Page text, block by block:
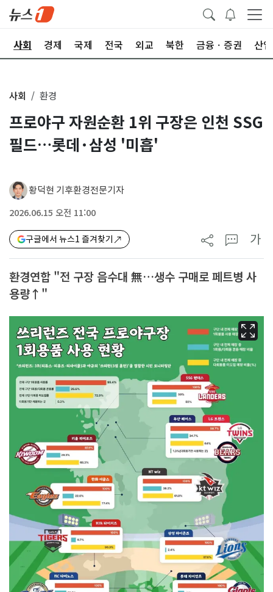
사회 경제 국제 전국 외교 북한 금융ㆍ증권 산업
사회 환경
프로야구 자원순환 1위 구장은 인천 SSG
필드…롯데·삼성 '미흡'
황덕현 기후환경전문기자
2026.06.15 오전 11:00
구글에서 뉴스1 즐겨찾기 가
환경연합 "전 구장 음수대 無…생수 구매로 페트병 사
용량↑"